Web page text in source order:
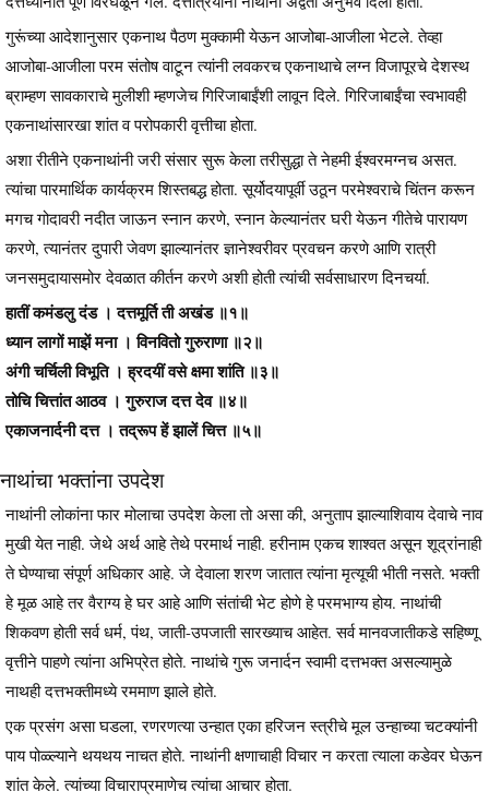
गुरूंच्या आदेशानुसार एकनाथ पैठण मुक्कामी येऊन आजोबा-आजीला भेटले. तेव्हा
आजोबा-आजीला परम संतोष वाटून त्यांनी लवकरच एकनाथाचे लग्न विजापूरचे देशस्थ
ब्राम्हण सावकाराचे मुलीशी म्हणजेच गिरिजाबाईंशी लावून दिले. गिरिजाबाईंचा स्वभावही
एकनाथांसारखा शांत व परोपकारी वृत्तीचा होता.
अशा रीतीने एकनाथांनी जरी संसार सुरू केला तरीसुद्धा ते नेहमी ईश्वरमग्नच असत.
त्यांचा पारमार्थिक कार्यक्रम शिस्तबद्ध होता. सूर्योदयापूर्वी उठून परमेश्वराचे चिंतन करून
मगच गोदावरी नदीत जाऊन स्नान करणे, स्नान केल्यानंतर घरी येऊन गीतेचे पारायण
करणे, त्यानंतर दुपारी जेवण झाल्यानंतर ज्ञानेश्वरीवर प्रवचन करणे आणि रात्री
जनसमुदायासमोर देवळात कीर्तन करणे अशी होती त्यांची सर्वसाधारण दिनचर्या.
हातीं कमंडलु दंड । दत्तमूर्ति ती अखंड ॥१॥
ध्यान लागों माझें मना । विनवितो गुरुराणा ॥२॥
अंगी चर्चिली विभूति । ह्रदयीं वसे क्षमा शांति ॥३॥
तोचि चित्तांत आठव । गुरुराज दत्त देव ॥४॥
एकाजनार्दनी दत्त । तद्रूप हें झालें चित्त ॥५॥
नाथांचा भक्तांना उपदेश
नाथांनी लोकांना फार मोलाचा उपदेश केला तो असा की, अनुताप झाल्याशिवाय देवाचे नाव
मुखी येत नाही. जेथे अर्थ आहे तेथे परमार्थ नाही. हरीनाम एकच शाश्वत असून शूद्रांनाही
ते घेण्याचा संपूर्ण अधिकार आहे. जे देवाला शरण जातात त्यांना मृत्यूची भीती नसते. भक्ती
हे मूळ आहे तर वैराग्य हे घर आहे आणि संतांची भेट होणे हे परमभाग्य होय. नाथांची
शिकवण होती सर्व धर्म, पंथ, जाती-उपजाती सारख्याच आहेत. सर्व मानवजातीकडे सहिष्णू
वृत्तीने पाहणे त्यांना अभिप्रेत होते. नाथांचे गुरू जनार्दन स्वामी दत्तभक्त असल्यामुळे
नाथही दत्तभक्तीमध्ये रममाण झाले होते.
एक प्रसंग असा घडला, रणरणत्या उन्हात एका हरिजन स्त्रीचे मूल उन्हाच्या चटक्यांनी
पाय पोळ्ल्याने थयथय नाचत होते. नाथांनी क्षणाचाही विचार न करता त्याला कडेवर घेऊन
शांत केले. त्यांच्या विचाराप्रमाणेच त्यांचा आचार होता.